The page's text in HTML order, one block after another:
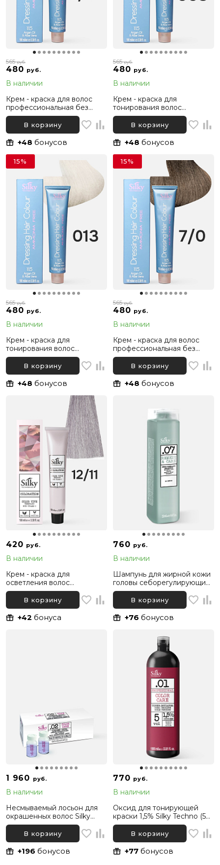
480 руб.
565руб.
В наличии
Крем - краска для волос
профессиональная без
аммиака Silky Dressing
Haircolor 6.53 Темный русый
Какао, 100 мл
В корзину
+48 бонусов
480 руб.
565руб.
В наличии
Крем - краска для
тонирования волос
профессиональная без
аммиака Silky Dressing
Haircolor 003 Тонер
золотистый, 100 мл
В корзину
+48 бонусов
480 руб.
565руб.
В наличии
Крем - краска для
тонирования волос
профессиональная без
аммиака Silky Dressing
Haircolor 013 Тонер
бежевый, 100 мл
В корзину
+48 бонусов
15%
480 руб.
565руб.
В наличии
Крем - краска для волос
профессиональная без
аммиака Silky Dressing
Haircolor 7.0 Русый
Интенсивный, 100 мл
В корзину
+48 бонусов
15%
420 руб.
В наличии
Крем - краска для
осветления волос
профессиональная Silky
Color Vive/Ultralift 12/11
Суперосветляющий блонд
Интенсивный пепельный,
В корзину
+42 бонуса
760 руб.
В наличии
Шампунь для жирной кожи
головы себорегулирующий
Silky Remedy & Care, 250 мл
В корзину
+76 бонусов
1 960 руб.
В наличии
Несмываемый лосьон для
окрашенных волос Silky
Color Care, 10x10мл
В корзину
+196 бонусов
770 руб.
В наличии
Оксид для тонирующей
краски 1,5% Silky Techno (5
vol), 1000 мл
В корзину
+77 бонусов